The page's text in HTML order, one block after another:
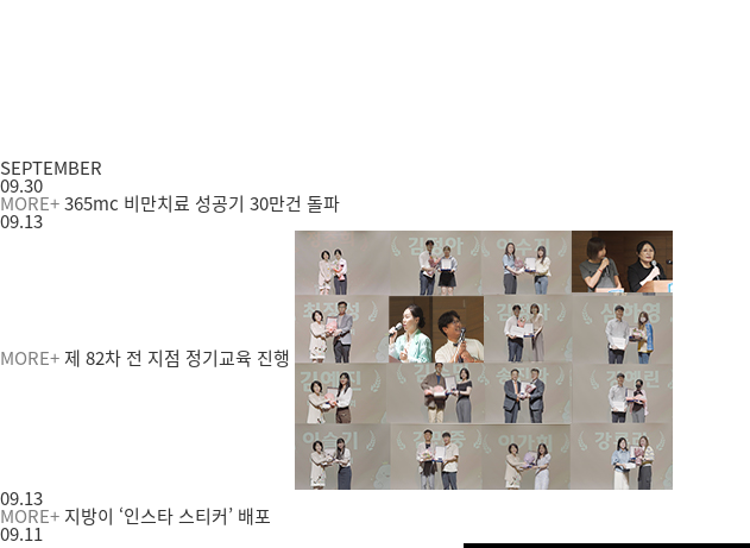
SEPTEMBER
09.30
MORE+365mc 비만치료 성공기 30만건 돌파
09.13
MORE+제 82차 전 지점 정기교육 진행
09.13
MORE+ 지방이 ‘인스타 스티커’ 배포
09.11